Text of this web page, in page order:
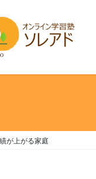
が上がる家庭